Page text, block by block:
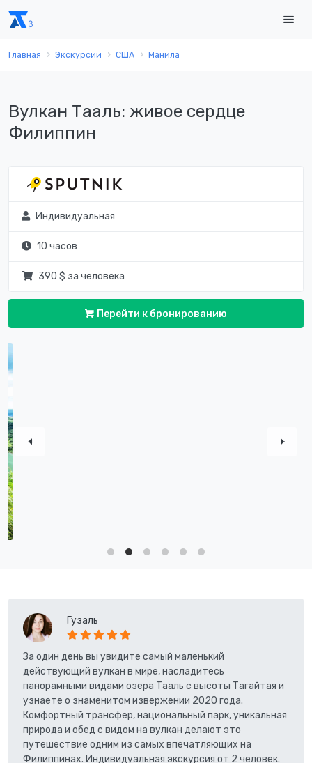
Главная Экскурсии США Манила
Вулкан Тааль: живое сердце
Филиппин
Индивидуальная
10 часов
390 $ за человека
Перейти к бронированию
Гузаль
За один день вы увидите самый маленький
действующий вулкан в мире, насладитесь
панорамными видами озера Тааль с высоты Тагайтая и
узнаете о знаменитом извержении 2020 года.
Комфортный трансфер, национальный парк, уникальная
природа и обед с видом на вулкан делают это
путешествие одним из самых впечатляющих на
Филиппинах. Индивидуальная экскурсия от 2 человек.